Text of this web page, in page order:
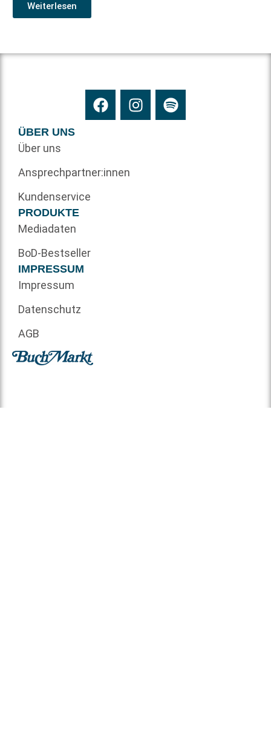
Weiterlesen
ÜBER UNS
Über uns
Ansprechpartner:innen
Kundenservice
PRODUKTE
Mediadaten
BoD-Bestseller
IMPRESSUM
Impressum
Datenschutz
AGB